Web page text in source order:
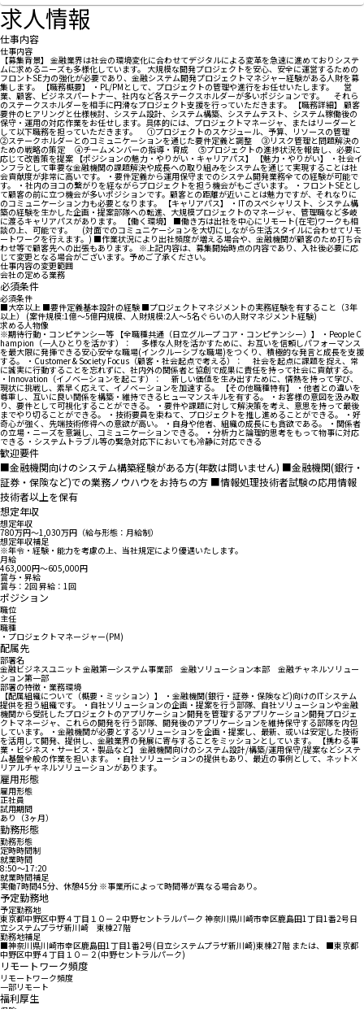
求人情報
仕事内容
仕事内容
【募集背景】 金融業界は社会の環境変化に合わせてデジタルによる変革を急速に進めておりシステ
ムに求めるニーズも多様化しています。 大規模な開発プロジェクトを安心、安全に運営するための
フロントSE力の強化が必要であり、金融システム開発プロジェクトマネジャー経験がある人財を募
集します。 【職務概要】 ・PL/PMとして、プロジェクトの管理や進行をお任せいたします。 営
業、顧客、ビジネスパートナー、社内など各ステークスホルダーが多いポジションです。 それら
のステークスホルダーを相手に円滑なプロジェクト支援を行っていただきます。 【職務詳細】 顧客
要件のヒアリングと仕様検討、システム設計、システム構築、システムテスト、システム稼働後の
保守・運用の対応作業をお任せします。具体的には、プロジェクトマネージャ、またはリーダーと
して以下職務を担っていただきます。 ①プロジェクトのスケジュール、予算、リソースの管理
②ステークホルダーとのコミュニケーションを通じた要件定義と調整 ③リスク管理と問題解決の
ための戦略の策定 ④チームメンバーの指導・育成 ⑤プロジェクトの進捗状況を報告し、必要に
応じて改善策を提案 【ポジションの魅力・やりがい・キャリアパス】 【魅力・やりがい】 ・社会イ
ンフラとして重要な金融機関の課題解決や成長への取り組みをシステムを通じて実現することは社
会貢献度が非常に高いです。 ・要件定義から運用保守までのシステム開発業務全ての経験が可能で
す。 ・社内のヨコの繋がりを経ながらプロジェクトを担う機会がもございます。 ・フロントSEとし
て顧客の前に立つ機会が多いポジションです。顧客との距離が近いことは魅力ですが、それなりに
のコミュニケーション力も必要となります。 【キャリアパス】 ・ITのスペシャリスト、システム構
築の経験を生かした企画・提案部隊への転進、大規模プロジェクトのマネージャ、管理職など多岐
に渡るキャリアパスがあります。 【働く環境】 ■働き方は出社を中心にリモート(在宅)ワークも相
談の上、可能です。 (対面でのコミュニケーションを大切にしながら生活スタイルに合わせてリモ
ートワークを行えます。) ■作業状況により出社頻度が増える場合や、金融機関が顧客のため打ち合
わせ等で顧客先への出張もあります。 ※上記内容は、募集開始時点の内容であり、入社後必要に応
じて変更となる場合がございます。予めご了承ください。
仕事内容の変更範囲
会社の定める業務
必須条件
必須条件
■大卒以上 ■要件定義基本設計の経験 ■プロジェクトマネジメントの実務経験を有すること（3年
以上） (案件規模:1億～5億円規模、人財規模:2人～5名ぐらいの人財マネジメント経験)
求める人物像
※期待行動・コンピテンシー等 【全職種共通（日立グループ コア・コンピテンシー）】 ・People C
hampion（一人ひとりを活かす）： 多様な人財を活かすために、お互いを信頼しパフォーマンス
を最大限に発揮できる安心安全な職場(インクルーシブな職場)をつくり、積極的な発言と成長を支援
する。 ・Customer & Society Focus（顧客・社会起点で考える）： 社会を起点に課題を捉え、常
に誠実に行動することを忘れずに、社内外の関係者と協創で成果に責任を持って社会に貢献する。
・Innovation（イノベーションを起こす）： 新しい価値を生み出すために、情熱を持って学び、
現状に挑戦し、素早く応えて、イノベーションを加速する。 【その他職種特有】 ・他者との違いを
尊重し、互いに良い関係を構築・維持できるヒューマンスキルを有する。 ・お客様の意図を汲み取
り、要件として可視化することができる。 ・要件や課題に対して解決策を考え、意思を持って最後
までやり切ることができる。 ・技術要員を束ねて、プロジェクトを推し進めることができる。 ・好
奇心が強く、先端技術修得への意欲が高い。 ・自身や他者、組織の成長にも貪欲である。 ・関係者
の立場・ニーズを意識し、コミュニケーションできる。 ・分析力と論理的思考をもって物事に対応
できる ・システムトラブル等の緊急対応下においても冷静に対応できる
歓迎要件
■金融機関向けのシステム構築経験がある方(年数は問いません) ■金融機関(銀行・
証券・保険など)での業務ノウハウをお持ちの方 ■情報処理技術者試験の応用情報
技術者以上を保有
想定年収
想定年収
780万円〜1,030万円（給与形態：月給制）
想定年収補足
※年令・経験・能力を考慮の上、当社規定により優遇いたします。
月給
463,000円〜605,000円
賞与・昇給
賞与：2回 昇給：1回
ポジション
職位
主任
職種
・プロジェクトマネージャー(PM)
配属先
部署名
金融ビジネスユニット 金融第一システム事業部 金融ソリューション本部 金融チャネルソリュー
ション第一部
部署の特徴・業務環境
【配属組織について（概要・ミッション）】 ・金融機関(銀行・証券・保険など)向けのITシステム
提供を担う組織です。 ・自社ソリューションの企画・提案を行う部隊、自社ソリューションや金融
機関から受託したプロジェクトのアプリケーション開発を管理するアプリケーション開発プロジェ
クトマネージャ、これらの開発を行う部隊、開発後のアプリケーションを維持保守する部隊を内包
しています。 ・金融機関が必要とするソリューションを企画・提案し、最新、或いは安定した技術
を活用して開発、提供し、金融業界の発展に寄与することをミッションとしています。 【携わる事
業・ビジネス・サービス・製品など】 金融機関向けのシステム設計/構築/運用保守/提案などシステ
ム基盤全般の作業を担います。 ・自社ソリューションの提供もあり、最近の事例として、ネット×
リアルチャネルソリューションがあります。
雇用形態
雇用形態
正社員
試用期間
あり（3ヶ月）
勤務形態
勤務形態
定時時間制
就業時間
8:50〜17:20
就業時間補足
実働7時間45分、休憩45分 ※事業所によって時間帯が異なる場合あり。
予定勤務地
予定勤務地
東京都中野区中野４丁目１０－２中野セントラルパーク 神奈川県川崎市幸区鹿島田1丁目1番2号日
立システムプラザ新川崎 東棟27階
勤務地補足
■神奈川県川崎市幸区鹿島田1丁目1番2号(日立システムプラザ新川崎)東棟27階 または、 ■東京都
中野区中野４丁目１０－２(中野セントラルパーク)
リモートワーク頻度
リモートワーク頻度
一部リモート
福利厚生